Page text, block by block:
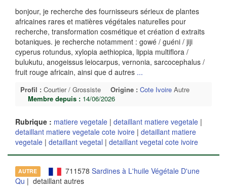
bonjour, je recherche des fournisseurs sérieux de plantes
africaines rares et matières végétales naturelles pour
recherche, transformation cosmétique et création d extraits
botaniques. je recherche notamment : gowé / guéni / jiji
cyperus rotundus, xylopia aethiopica, lippia multiflora /
bulukutu, anogeissus leiocarpus, vernonia, sarcocephalus /
fruit rouge africain, ainsi que d autres ...
Profil : Courtier / Grossiste Origine : Cote Ivoire Autre
Membre depuis : 14/06/2026
Rubrique : matiere vegetale | detaillant matiere vegetale |
detaillant matiere vegetale cote ivoire | detaillant matiere
vegetale | detaillant vegetal | detaillant vegetal cote ivoire
AUTRE 711578 Sardines à L'huile Végétale D'une
Qu | detaillant autres